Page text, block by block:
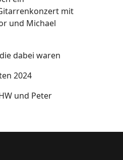
mit
und Michael
dabei waren
und Peter